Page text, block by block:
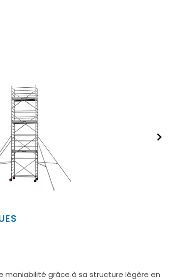
maniabilité grâce à sa structure légère en